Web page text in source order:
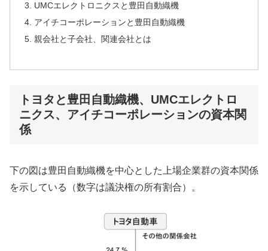
UMCエレクトロニクスと豊田自動織機
アイチコーポレーションと豊田自動織機
親会社と子会社、関連会社とは
トヨタと豊田自動織機、UMCエレクトロ
ニクス、アイチコーポレーションの資本関
係
下の図は豊田自動織機を中心とした上場企業群の資本関係
を示している（数字は議決権の所有割合）。